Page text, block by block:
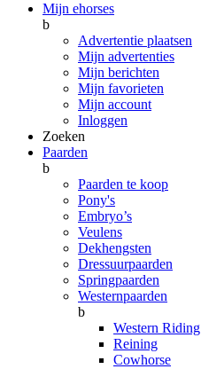
Mijn ehorses
b
Advertentie plaatsen
Mijn advertenties
Mijn berichten
Mijn favorieten
Mijn account
Inloggen
Zoeken
Paarden
b
Paarden te koop
Pony's
Embryo’s
Veulens
Dekhengsten
Dressuurpaarden
Springpaarden
Westernpaarden
b
Western Riding
Reining
Cowhorse